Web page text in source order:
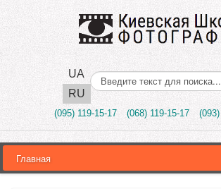
UA
RU
Поиск..
(095) 119-15-17 (068) 119-15-17